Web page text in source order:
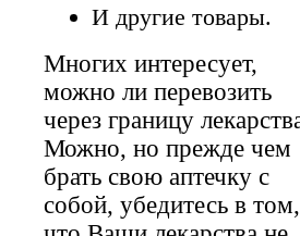
И другие товары.
Многих интересует,
можно ли перевозить
через границу
Можно, но прежде чем
брать свою аптечку с
собой, убедитесь в том,